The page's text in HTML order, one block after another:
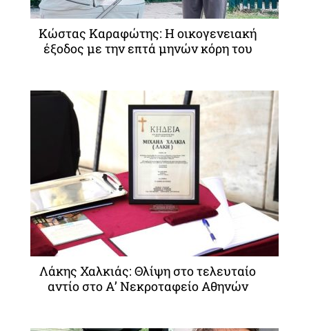
Κώστας Καραφώτης: Η οικογενειακή
έξοδος με την επτά μηνών κόρη του
Λάκης Χαλκιάς: Θλίψη στο τελευταίο
αντίο στο Α’ Νεκροταφείο Αθηνών